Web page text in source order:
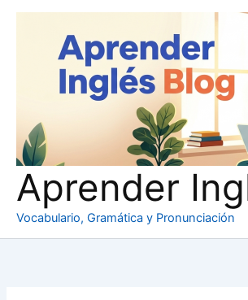
Aprender
Vocabulario, Gramática y Pronunciación